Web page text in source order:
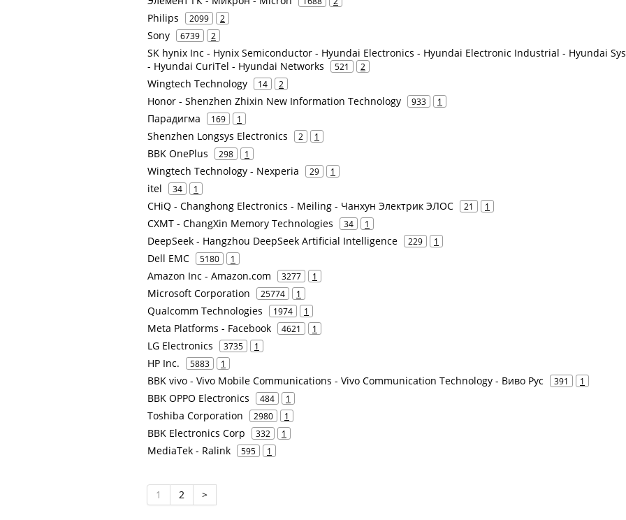
Philips 2099 2
Sony 6739 2
SK hynix Inc - Hynix Semiconductor - Hyundai Electronics - Hyundai Electronic Industrial - Hyundai
- Hyundai CuriTel - Hyundai Networks
521 2
Wingtech Technology 14 2
Honor - Shenzhen Zhixin New Information Technology 933 1
Парадигма 169 1
Shenzhen Longsys Electronics 2 1
BBK OnePlus 298 1
Wingtech Technology - Nexperia 29 1
itel 34 1
CHiQ - Changhong Electronics - Meiling - Чанхун Электрик ЭЛОС 21 1
CXMT - ChangXin Memory Technologies 34 1
DeepSeek - Hangzhou DeepSeek Artificial Intelligence 229 1
Dell EMC 5180 1
Amazon Inc - Amazon.com 3277 1
Microsoft Corporation 25774 1
Qualcomm Technologies 1974 1
Meta Platforms - Facebook 4621 1
LG Electronics 3735 1
HP Inc. 5883 1
BBK vivo - Vivo Mobile Communications - Vivo Communication Technology - Виво Рус 391 1
BBK OPPO Electronics 484 1
Toshiba Corporation 2980 1
BBK Electronics Corp 332 1
MediaTek - Ralink 595 1
1 2 >